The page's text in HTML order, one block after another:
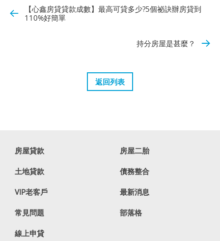
【心鑫房貸貸款成數】最高可貸多少?5個祕訣辦房貸到
110%好簡單
持分房屋是甚麼？
返回列表
房屋貸款 房屋二胎
土地貸款 債務整合
VIP老客戶 最新消息
常見問題 部落格
線上申貸